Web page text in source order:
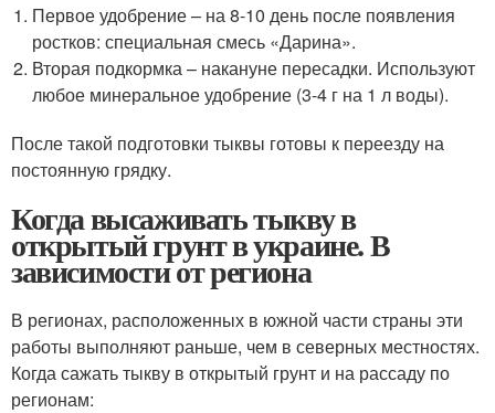
Первое удобрение – на 8-10 день после появления
ростков: специальная смесь «Дарина».
Вторая подкормка – накануне пересадки. Используют
любое минеральное удобрение (3-4 г на 1 л воды).
После такой подготовки тыквы готовы к переезду на
постоянную грядку.
Когда высаживать тыкву в
открытый грунт в украине. В
зависимости от региона
В регионах, расположенных в южной части страны эти
работы выполняют раньше, чем в северных местностях.
Когда сажать тыкву в открытый грунт и на рассаду по
регионам: